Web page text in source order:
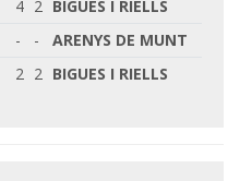
4 2 BIGUES I RIELLS
- -
ARENYS DE MUNT
2 2 BIGUES I RIELLS